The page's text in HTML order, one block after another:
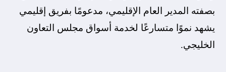
بصفته المدير العام الإقليمي، مدعومًا بفريق إقليمي
يشهد نموًا متسارعًا لخدمة أسواق مجلس التعاون
الخليجي.